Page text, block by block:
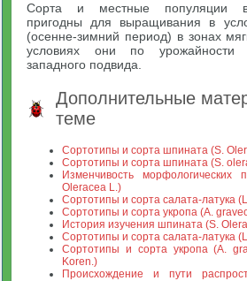
Сорта и местные популяции
пригодны для выращивания в
(осенне-зимний период) в зонах
условиях они по урожайности
западного подвида.
Дополнительные
теме
Cортотипы и сорта шпината (S.
Cортотипы и сорта шпината (S.
Изменчивость морфологических
Oleracea L.)
Сортотипы и сорта салата-латука
Сортотипы и сорта укропа (A.
История изучения шпината (S.
Сортотипы и сорта салата-латука
Сортотипы и сорта укропа (A.
Koren.)
Происхождение и пути